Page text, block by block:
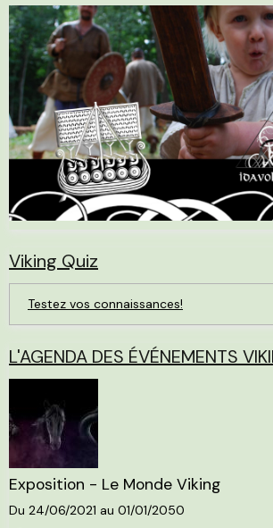
Viking Quiz
Testez vos connaissances!
L'AGENDA DES ÉVÉNEMENTS
Exposition - Le Monde Viking
Du 24/06/2021 au 01/01/2050